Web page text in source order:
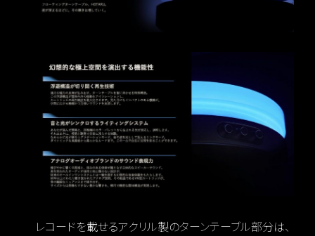
レコードを載せるアクリル製のターンテーブル部分は、